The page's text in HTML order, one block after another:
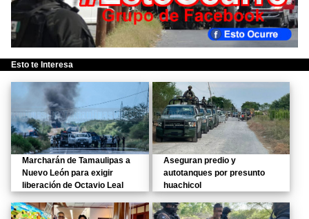
Esto te Interesa
Marcharán de Tamaulipas a
Nuevo León para exigir
liberación de Octavio Leal
Aseguran predio y
autotanques por presunto
huachicol